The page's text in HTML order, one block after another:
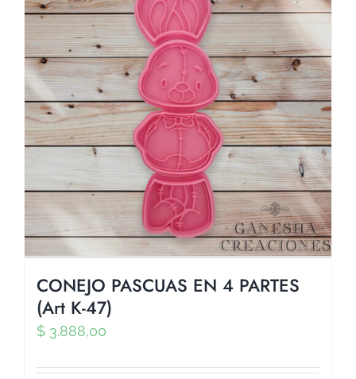
CONEJO PASCUAS EN 4 PARTES
(Art K-47)
$ 3.888,00